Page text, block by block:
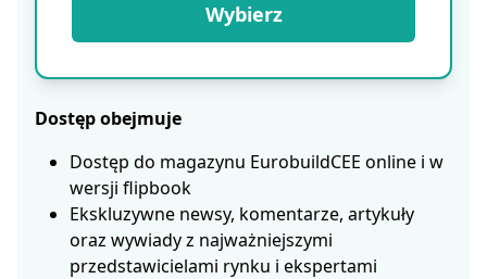
Wybierz
Dostęp obejmuje
Dostęp do magazynu EurobuildCEE online i w
wersji flipbook
Ekskluzywne newsy, komentarze, artykuły
oraz wywiady z najważniejszymi
przedstawicielami rynku i ekspertami